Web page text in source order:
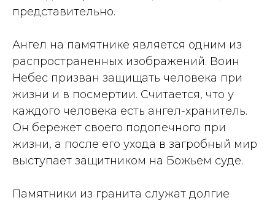
представительно.
Ангел на памятнике является одним из
распространенных изображений. Воин
Небес призван защищать человека при
жизни и в посмертии. Считается, что у
каждого человека есть ангел-хранитель.
Он бережет своего подопечного при
жизни, а после его ухода в загробный мир
выступает защитником на Божьем суде.
Памятники из гранита служат долгие